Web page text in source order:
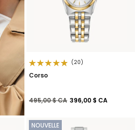
(20)
Corso
Prix réduit de
495,00 $ CAà396,00 $ CA
NOUVELLE